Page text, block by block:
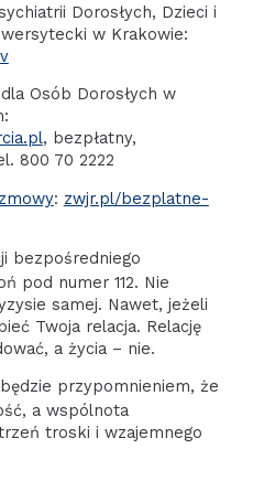
Dorosłych, Dzieci i
w Krakowie:
Osób Dorosłych w
, bezpłatny,
800 70 2222
: zwjr.pl/bezplatne-
bezpośredniego
pod numer 112. Nie
samej. Nawet, jeżeli
Twoja relacja. Relację
a życia – nie.
przypomnieniem, że
a wspólnota
troski i wzajemnego